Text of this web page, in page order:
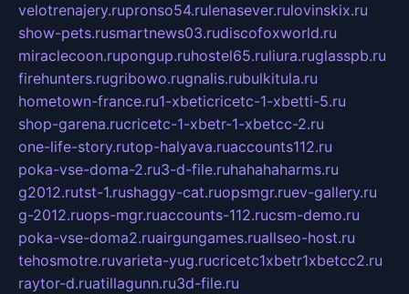
velotrenajery.rupronso54.rulenasever.rulovinskix.ru
show-pets.rusmartnews03.rudiscofoxworld.ru
miraclecoon.rupongup.ruhostel65.ruliura.ruglasspb.ru
firehunters.rugribowo.rugnalis.rubulkitula.ru
hometown-france.ru1-xbeticricetc-1-xbetti-5.ru
shop-garena.rucricetc-1-xbetr-1-xbetcc-2.ru
one-life-story.rutop-halyava.ruaccounts112.ru
poka-vse-doma-2.ru3-d-file.ruhahahaharms.ru
g2012.rutst-1.rushaggy-cat.ruopsmgr.ruev-gallery.ru
g-2012.ruops-mgr.ruaccounts-112.rucsm-demo.ru
poka-vse-doma2.ruairgungames.ruallseo-host.ru
tehosmotre.ruvarieta-yug.rucricetc1xbetr1xbetcc2.ru
raytor-d.ruatillagunn.ru3d-file.ru